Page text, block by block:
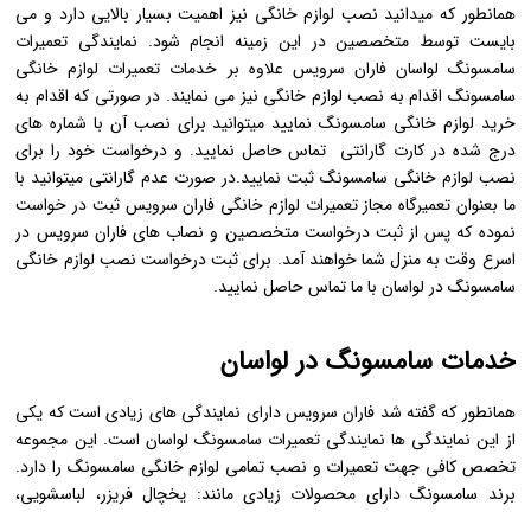
همانطور که میدانید نصب لوازم خانگی نیز اهمیت بسیار بالایی دارد و می
بایست توسط متخصصین در این زمینه انجام شود. نمایندگی تعمیرات
سامسونگ لواسان فاران سرویس علاوه بر خدمات تعمیرات لوازم خانگی
سامسونگ اقدام به نصب لوازم خانگی نیز می نمایند. در صورتی که اقدام به
خرید لوازم خانگی سامسونگ نمایید میتوانید برای نصب آن با شماره های
درج شده در کارت گارانتی تماس حاصل نمایید. و درخواست خود را برای
نصب لوازم خانگی سامسونگ ثبت نمایید.در صورت عدم گارانتی میتوانید با
ما بعنوان تعمیرگاه مجاز تعمیرات لوازم خانگی فاران سرویس ثبت در خواست
نموده که پس از ثبت درخواست متخصصین و نصاب های فاران سرویس در
اسرع وقت به منزل شما خواهند آمد. برای ثبت درخواست نصب لوازم خانگی
سامسونگ در لواسان با ما تماس حاصل نمایید.
خدمات سامسونگ در لواسان
همانطور که گفته شد فاران سرویس دارای نمایندگی های زیادی است که یکی
از این نمایندگی ها نمایندگی تعمیرات سامسونگ لواسان است. این مجموعه
تخصص کافی جهت تعمیرات و نصب تمامی لوازم خانگی سامسونگ را دارد.
برند سامسونگ دارای محصولات زیادی مانند: یخچال فریزر، لباسشویی،